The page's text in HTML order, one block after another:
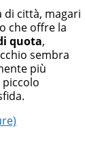
del Sannio".
di città, magari
che offre la
quota,
sembra
più